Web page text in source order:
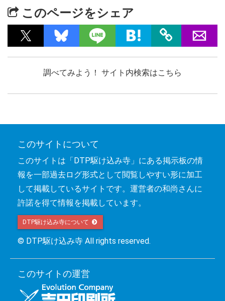
このページをシェア
調べてみよう！ サイト内検索はこちら
このサイトについて
このサイトは「DTP駆け込み寺」にある掲示板の情
報を一部過去ログ形式として閲覧しやすい形に加工
して掲載しているサイトです。運営者の和尚さんに
許諾を得て情報を掲載しています。
DTP駆け込み寺について
© DTP駆け込み寺 All rights reserved.
このサイトの運営